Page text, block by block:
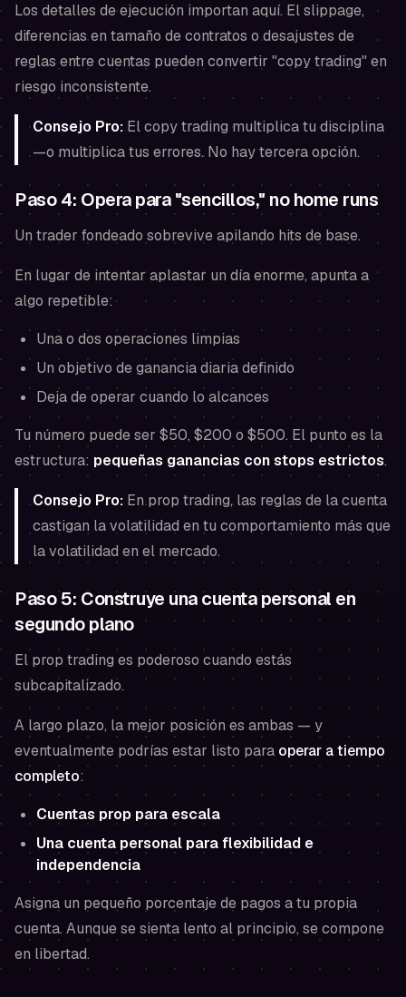
Los detalles de ejecución importan aquí. El slippage,
diferencias en tamaño de contratos o desajustes de
reglas entre cuentas pueden convertir "copy trading" en
riesgo inconsistente.
Consejo Pro: El copy trading multiplica tu disciplina
—o multiplica tus errores. No hay tercera opción.
Paso 4: Opera para "sencillos," no home runs
Un trader fondeado sobrevive apilando hits de base.
En lugar de intentar aplastar un día enorme, apunta a
algo repetible:
Una o dos operaciones limpias
Un objetivo de ganancia diaria definido
Deja de operar cuando lo alcances
Tu número puede ser $50, $200 o $500. El punto es la
estructura: pequeñas ganancias con stops estrictos.
Consejo Pro: En prop trading, las reglas de la cuenta
castigan la volatilidad en tu comportamiento más que
la volatilidad en el mercado.
Paso 5: Construye una cuenta personal en
segundo plano
El prop trading es poderoso cuando estás
subcapitalizado.
A largo plazo, la mejor posición es ambas — y
eventualmente podrías estar listo para operar a tiempo
completo:
Cuentas prop para escala
Una cuenta personal para flexibilidad e
independencia
Asigna un pequeño porcentaje de pagos a tu propia
cuenta. Aunque se sienta lento al principio, se compone
en libertad.